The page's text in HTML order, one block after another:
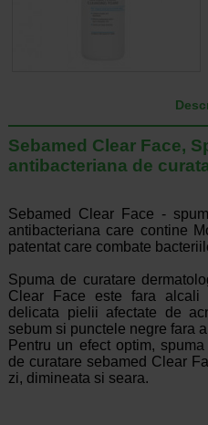
Sebamed Clear Face,
antibacteriana de
Sebamed Clear Face -
antibacteriana care contine
patentat care combate
Spuma de curatare
Clear Face este fara
delicata pielii afectate de
sebum si punctele negre fara
Pentru un efect optim,
de curatare sebamed Clear
zi, dimineata si seara.